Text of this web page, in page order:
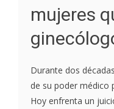
mujeres
Durante dos
de su poder médico
Hoy enfrenta un